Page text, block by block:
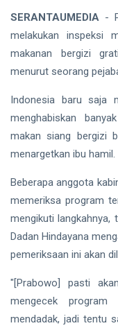
Masih
Karhutla
Seluas 45
Hektare di
Pelalawan
06
2026
28
PENDIDIKAN
Mahasiswa
Disabilitas
Fasilkom
Unilak
Finalis
Nasional
2026
06
2026
30
views
Siak Sri Indrapura
Prabowo Subianto
Pekanbaru
Pilkada 2024
SERANTAUMEDIA -
melakukan inspeksi
makanan bergizi
menurut seorang
Indonesia baru saja
menghabiskan
makan siang bergizi
menargetkan ibu hamil.
Beberapa anggota
memeriksa program
mengikuti langkahnya,
Dadan Hindayana
pemeriksaan ini akan
"[Prabowo] pasti
mengecek
mendadak, jadi tentu